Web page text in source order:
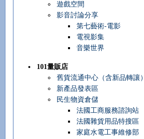
遊戲空間
影音討論分享
第七藝術-電影
電視影集
音樂世界
101量販店
舊貨流通中心（含新品轉讓）
新產品發表區
民生物資倉儲
法國工商服務諮詢站
法國雜貨用品特搜區
家庭水電工事維修部